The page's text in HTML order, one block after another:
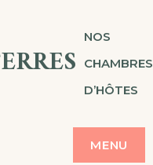
NOS
CHAMBRES
D’HÔTES
MENU